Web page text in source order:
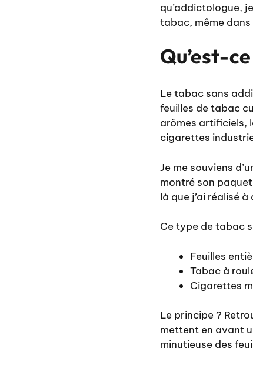
qu’addictologue,
tabac, même
Qu’est-
Le tabac sans
feuilles de tabac
arômes artificiels,
cigarettes
Je me souviens
montré son
là que j’ai réalisé
Ce type de tabac
Feuilles
Tabac à
Cigarettes
Le principe ?
mettent en avant
minutieuse des